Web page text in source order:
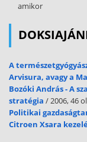
amikor
A
Arvisura, avagy a
Bozóki András - A
stratégia / 2006, 46
Politikai
Citroen Xsara